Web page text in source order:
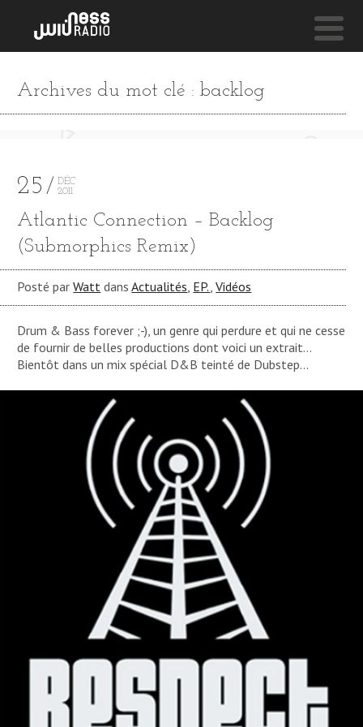
SATURDAY LOVE (JAËL REMIX) **** SATURDAY
NESS LIVE !
Archives du mot clé : backlog
25
DÉC
2011
Atlantic Connection – Backlog
(Submorphics Remix)
Posté parWatt dansActualités, EP.,Vidéos
Drum & Bass forever ;-), un genre qui perdure et qui ne cesse
de fournir de belles productions dont voici un extrait…
Bientôt dans un mix spécial D&B teinté de Dubstep…